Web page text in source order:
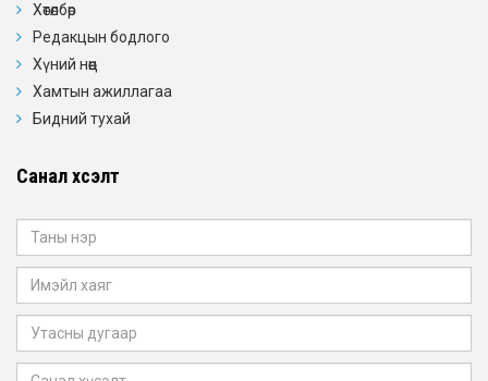
Хөтөлбөр
Редакцын бодлого
Хүний нөөц
Хамтын ажиллагаа
Бидний тухай
Санал хүсэлт